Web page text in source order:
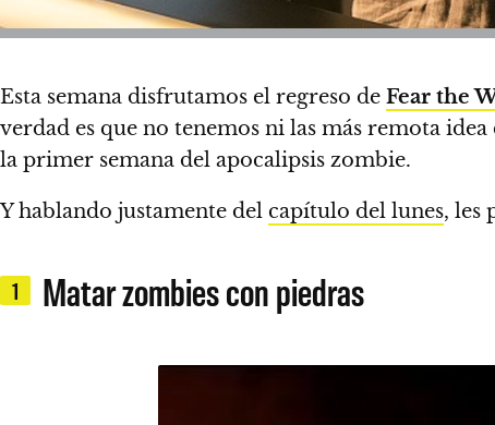
Esta semana disfrutamos el regreso de Fear the
verdad es que no tenemos ni las más remota
la primer semana del apocalipsis zombie.
Y hablando justamente del capítulo del lunes, les
1 Matar zombies con piedras